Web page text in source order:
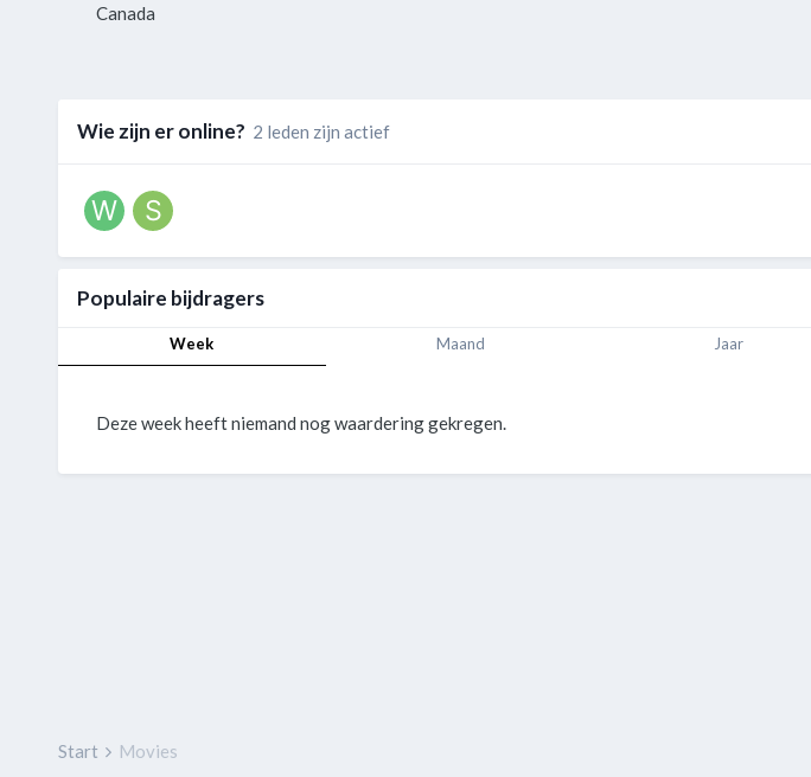
Canada
Wie zijn er online? 2 leden zijn actief
Populaire bijdragers
Week Maand Jaar
Deze week heeft niemand nog waardering gekregen.
Start Movies